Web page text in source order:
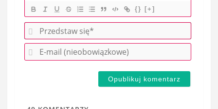
{} [+]
P
r
e
E
-